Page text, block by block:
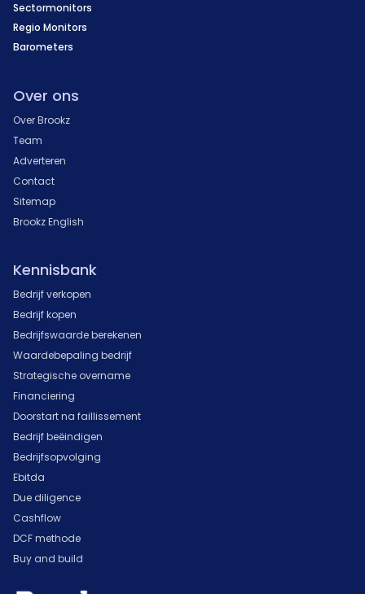
Sectormonitors
Regio Monitors
Barometers
Over ons
Over Brookz
Team
Adverteren
Contact
Sitemap
Brookz English
Kennisbank
Bedrijf verkopen
Bedrijf kopen
Bedrijfswaarde berekenen
Waardebepaling bedrijf
Strategische overname
Financiering
Doorstart na faillissement
Bedrijf beëindigen
Bedrijfsopvolging
Ebitda
Due diligence
Cashflow
DCF methode
Buy and build